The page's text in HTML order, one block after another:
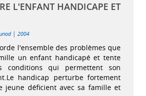
L'ENFANT HANDICAPE ET
| 2004
l'ensemble des problèmes que
un enfant handicapé et tente
conditions qui permettent son
handicap perturbe fortement
jeune déficient avec sa famille et